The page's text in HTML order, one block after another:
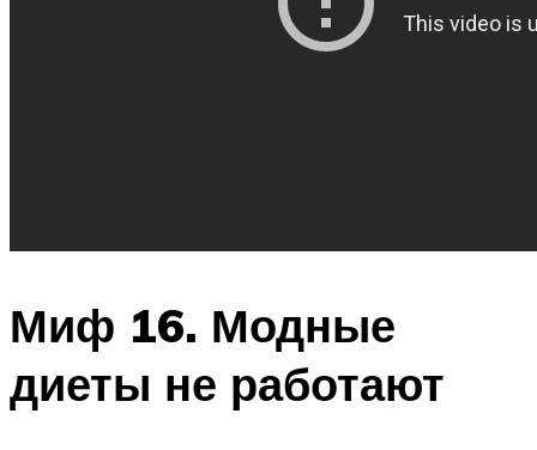
Миф 16. Модные
диеты не работают